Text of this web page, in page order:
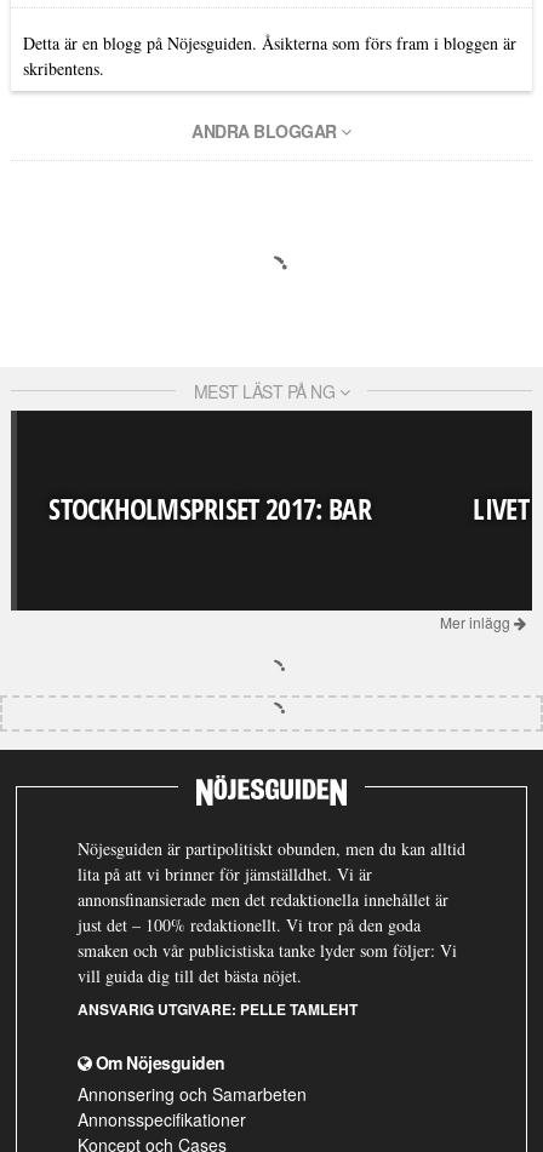
Detta är en blogg på Nöjesguiden. Åsikterna som förs fram i bloggen är
skribentens.
ANDRA BLOGGAR
MEST LÄST PÅ NG
STOCKHOLMSPRISET 2017: BAR LIVET
Mer inlägg
Nöjesguiden är partipolitiskt obunden, men du kan alltid
lita på att vi brinner för jämställdhet. Vi är
annonsfinansierade men det redaktionella innehållet är
just det – 100% redaktionellt. Vi tror på den goda
smaken och vår publicistiska tanke lyder som följer: Vi
vill guida dig till det bästa nöjet.
ANSVARIG UTGIVARE: PELLE TAMLEHT
Om Nöjesguiden
Annonsering och Samarbeten
Annonsspecifikationer
Koncept och Cases